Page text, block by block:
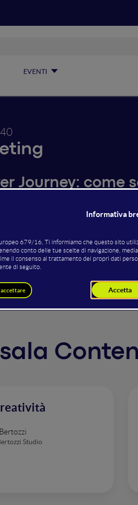
EVENTI
Journey: come
dimentichiamo di dover parlare
il modo di costruire le nostre
concreto e per step con cui
Studio